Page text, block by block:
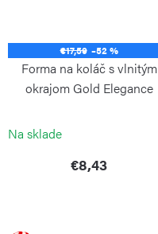
€17,59 –52 %
Forma na koláč s vlnitým
okrajom Gold Elegance
Na sklade
€8,43